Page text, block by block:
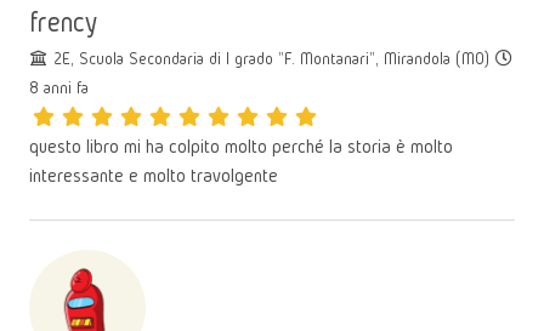
frency
2E, Scuola Secondaria di I grado "F. Montanari", Mirandola (MO)
8 anni fa
questo libro mi ha colpito molto perché la storia è molto
interessante e molto travolgente